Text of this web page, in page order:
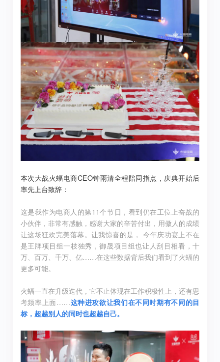
本次大战火蝠电商CEO钟雨清全程陪同指点，庆典开始后
率先上台致辞：
这是我作为电商人的第11个节日，看到仍在工位上奋战的
小伙伴，非常有感触，感谢大家的辛苦付出，用傲人的成绩
让这场狂欢完美落幕。让我惊喜的是， 今年庆功宴上不在
是王牌项目组一枝独秀，御晟项目组也让人刮目相看，十
万、百万、千万、亿……在这些数据背后我们看到了火蝠的
更多可能。
火蝠一直在升级迭代，它不止体现在工作积极性上，还有思
考频率上面……这种进攻欲让我们在不同时期有不同的目
标，超越别人的同时也超越自己。